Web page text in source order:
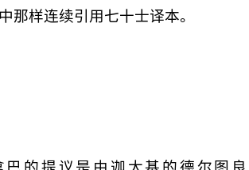
那样连续引用七十士译本。